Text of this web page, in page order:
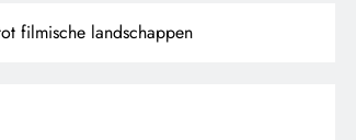
filmische landschappen